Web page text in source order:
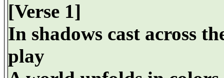
[Verse 1]
In shadows cast across
play